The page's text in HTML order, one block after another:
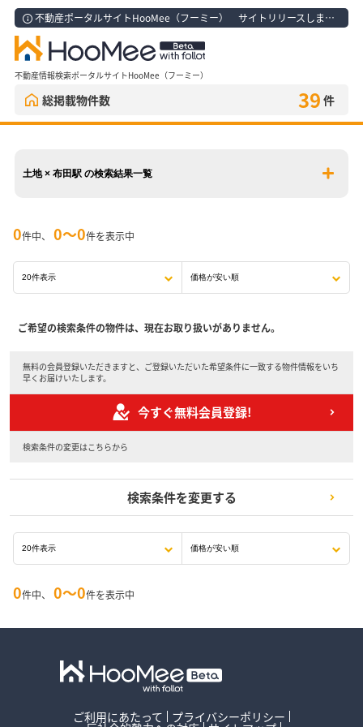
不動産ポータルサイトHooMee（フーミー） サイトリリースしました！
不動産情報検索ポータルサイトHooMee（フーミー）
総掲載物件数 39 件
土地 × 布田駅 の検索結果一覧
0件中、 0〜0件を表示中
ご希望の検索条件の物件は、現在お取り扱いがありません。
無料の会員登録いただきますと、ご登録いただいた希望条件に一致する物件情報をいち
早くお届けいたします。
今すぐ無料会員登録!
検索条件の変更はこちらから
検索条件を変更する
0件中、 0〜0件を表示中
ご利用にあたって プライバシーポリシー